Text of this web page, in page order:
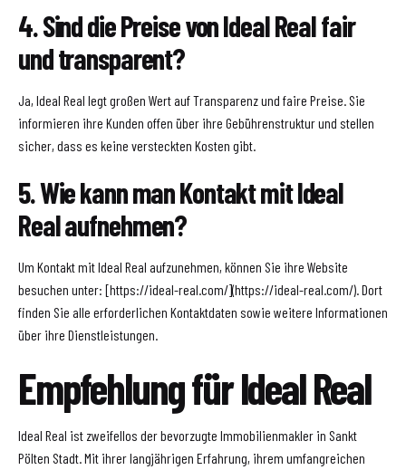
4. Sind die Preise von Ideal Real fair
und transparent?
Ja, Ideal Real legt großen Wert auf Transparenz und faire Preise. Sie
informieren ihre Kunden offen über ihre Gebührenstruktur und stellen
sicher, dass es keine versteckten Kosten gibt.
5. Wie kann man Kontakt mit Ideal
Real aufnehmen?
Um Kontakt mit Ideal Real aufzunehmen, können Sie ihre Website
besuchen unter: [https://ideal-real.com/](https://ideal-real.com/). Dort
finden Sie alle erforderlichen Kontaktdaten sowie weitere Informationen
über ihre Dienstleistungen.
Empfehlung für Ideal Real
Ideal Real ist zweifellos der bevorzugte Immobilienmakler in Sankt
Pölten Stadt. Mit ihrer langjährigen Erfahrung, ihrem umfangreichen